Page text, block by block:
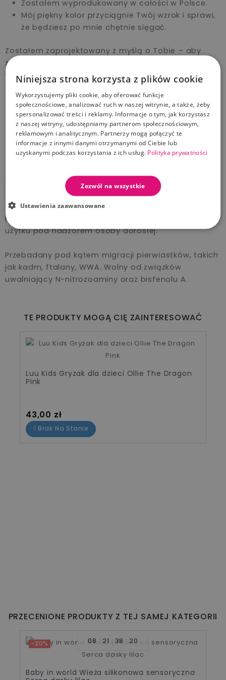
Zostałem wyprodukowany w całości w Polsce.
Mój piękny kolor przyciągnie Twój wzrok i sprawi,
że będziesz po mnie chętnie sięgać.
Zostałem zaprojektowany z myślą o Tobie – aby
zapewnić Ci komfort, bezpieczeństwo i dać ukojenie
wtedy kiedy tylko będziesz mnie potrzebować!"
Gryzak dla dzieci zaprojektowany przez
ortodontów.
Sensoryczny uchwyt pomagający rozwijać
zdolności manualne.
Wspiera dziąsła podczas ząbkowania.
Elementy z tworzywa
- wolne od BPA (bisfenolu A) i
Produkt dla dzieci powyżej 4 miesiąca życia - do
użytku pod nadzorem osoby dorosłej.
Przebadany pod kątem migracji pierwiastków, takich
jak kadm, ftalany, WWA. Wolny od związków
uwalniający N-nitrozoaminy oraz bisfenolu A.
TE PRODUKTY MOGĄ CIĘ ZAINTERESOWAĆ
Luu Kids Gryzak dla dzieci Ollie The Dragon
Pink
Cena
43,00 zł
Brak Na Stanie
PRZECENIONE PRODUKTY Z TEJ SAMEJ KATEGORII
-20% 08 21 38 20
Baby in world Wieża silikonowa sensoryczna
Niniejsza strona korzysta z plików cookie
Wykorzystujemy pliki cookie, aby oferować funkcje
społecznościowe, analizować ruch w naszej witrynie, a także, żeby
spersonalizować treści i reklamy. Informacje o tym, jak korzystasz
z naszej witryny, udostępniamy partnerom społecznościowym,
reklamowym i analitycznym. Partnerzy mogą połączyć te
informacje z innymi danymi otrzymanymi od Ciebie lub
uzyskanymi podczas korzystania z ich usług. Polityka prywatności
Zezwól na wszystkie
Ustawienia zaawansowane